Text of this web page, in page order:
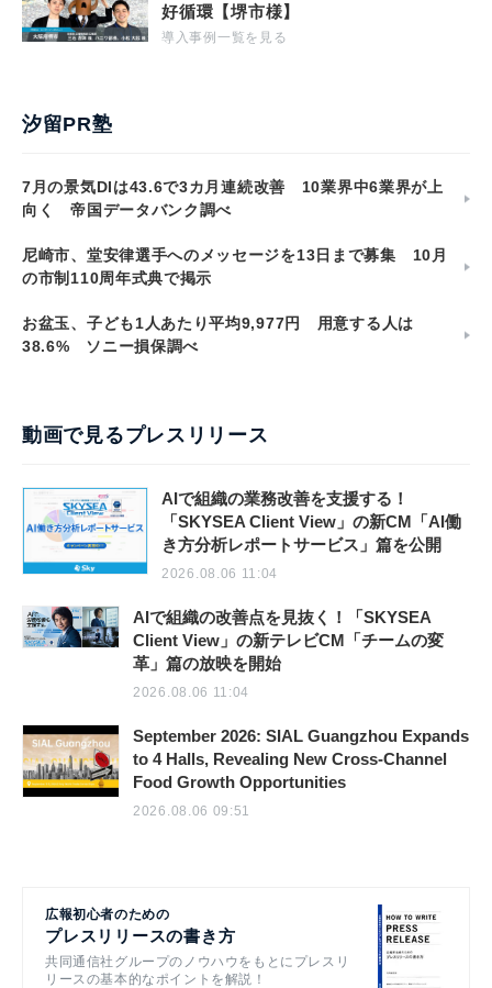
好循環【堺市様】
導入事例一覧を見る
汐留PR塾
7月の景気DIは43.6で3カ月連続改善 10業界中6業界が上
向く 帝国データバンク調べ
尼崎市、堂安律選手へのメッセージを13日まで募集 10月
の市制110周年式典で掲示
お盆玉、子ども1人あたり平均9,977円 用意する人は
38.6% ソニー損保調べ
動画で見るプレスリリース
AIで組織の業務改善を支援する！
「SKYSEA Client View」の新CM「AI働
き方分析レポートサービス」篇を公開
2026.08.06 11:04
AIで組織の改善点を見抜く！「SKYSEA
Client View」の新テレビCM「チームの変
革」篇の放映を開始
2026.08.06 11:04
September 2026: SIAL Guangzhou Expands
to 4 Halls, Revealing New Cross-Channel
Food Growth Opportunities
2026.08.06 09:51
広報初心者のための
プレスリリースの書き方
共同通信社グループのノウハウをもとにプレスリ
リースの基本的なポイントを解説！